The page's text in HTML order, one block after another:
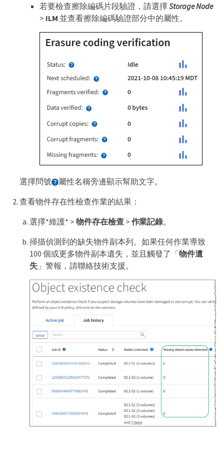
若要檢查擦除編碼片段驗證，請選擇Storage Node
> ILM 並查看擦除編碼驗證部分中的屬性。
選擇問號
屬性名稱旁邊顯示幫助文字。
查看物件存在性檢查作業的結果：
選擇*維護* > 物件存在檢查> 作業記錄。
掃描偵測到的缺失物件副本列。如果任何作業導致
100 個或更多物件副本遺失，並且觸發了「物件遺
失」警報，請聯絡技術支援。